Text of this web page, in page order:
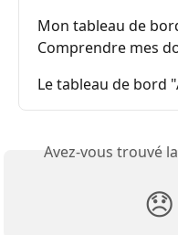
Mon tableau de
Comprendre mes
Le tableau de bord
Avez-vous trouvé
😞